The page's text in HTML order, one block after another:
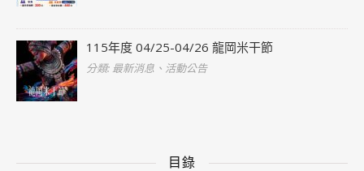
115年度 04/25-04/26 龍岡米干節
分類: 最新消息、活動公告
目錄